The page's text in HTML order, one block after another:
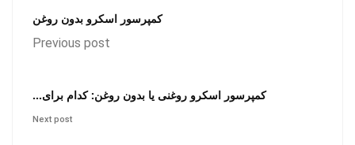
کمپرسور اسکرو بدون روغن
Previous post
کمپرسور اسکرو روغنی یا بدون روغن: کدام برای...
Next post